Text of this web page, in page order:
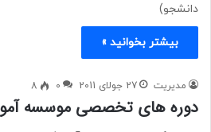
دانشجو)
بیشتر بخوانید »
مدیریت 27 جولای 2011 0
8
دوره های تخصصی موسسه